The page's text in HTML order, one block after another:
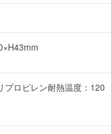
プロピレン耐熱温度：120